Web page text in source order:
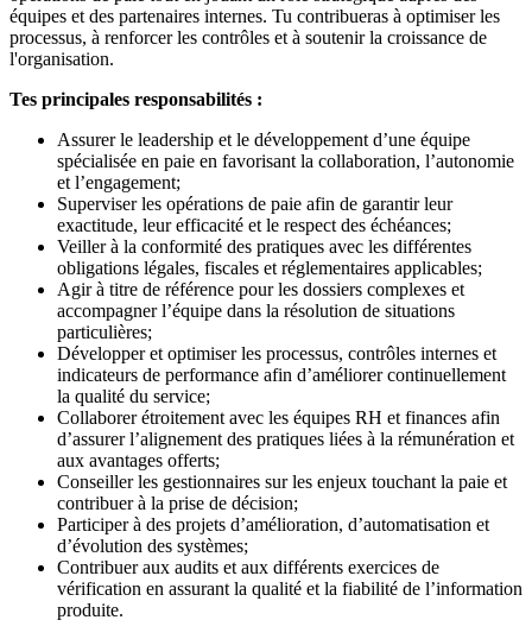
équipes et des partenaires internes. Tu contribueras à optimiser les
processus, à renforcer les contrôles et à soutenir la croissance de
l'organisation.
Tes principales responsabilités :
Assurer le leadership et le développement d’une équipe
spécialisée en paie en favorisant la collaboration, l’autonomie
et l’engagement;
Superviser les opérations de paie afin de garantir leur
exactitude, leur efficacité et le respect des échéances;
Veiller à la conformité des pratiques avec les différentes
obligations légales, fiscales et réglementaires applicables;
Agir à titre de référence pour les dossiers complexes et
accompagner l’équipe dans la résolution de situations
particulières;
Développer et optimiser les processus, contrôles internes et
indicateurs de performance afin d’améliorer continuellement
la qualité du service;
Collaborer étroitement avec les équipes RH et finances afin
d’assurer l’alignement des pratiques liées à la rémunération et
aux avantages offerts;
Conseiller les gestionnaires sur les enjeux touchant la paie et
contribuer à la prise de décision;
Participer à des projets d’amélioration, d’automatisation et
d’évolution des systèmes;
Contribuer aux audits et aux différents exercices de
vérification en assurant la qualité et la fiabilité de l’information
produite.